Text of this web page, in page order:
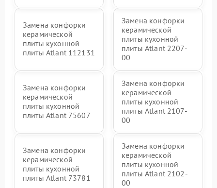
Замена конфорки
керамической
плиты кухонной
плиты Atlant 112131
Замена конфорки
керамической
плиты кухонной
плиты Atlant 2207-
00
Замена конфорки
керамической
плиты кухонной
плиты Atlant 75607
Замена конфорки
керамической
плиты кухонной
плиты Atlant 2107-
00
Замена конфорки
керамической
плиты кухонной
плиты Atlant 73781
Замена конфорки
керамической
плиты кухонной
плиты Atlant 2102-
00